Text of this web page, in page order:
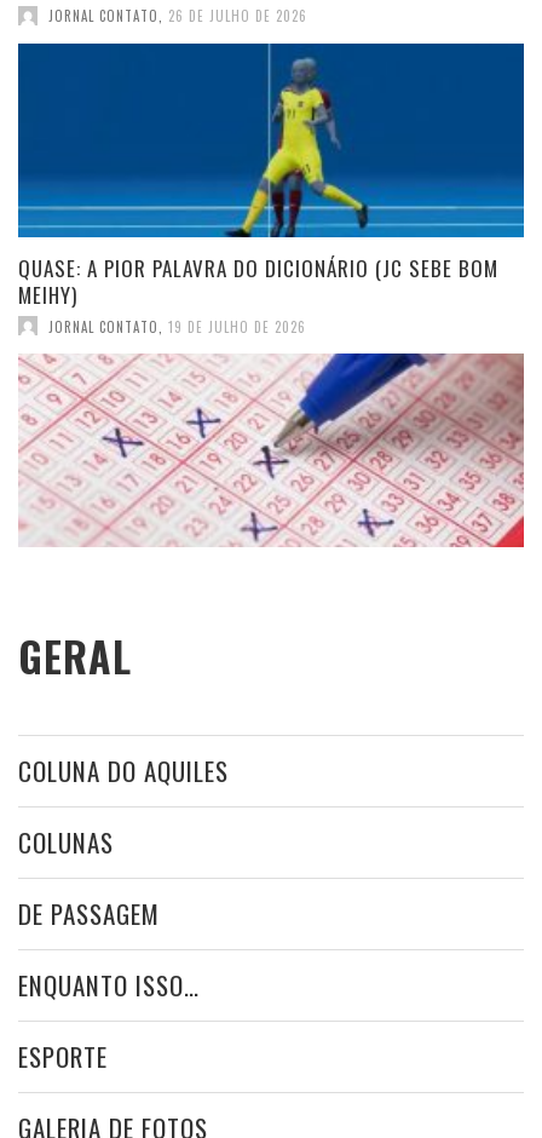
JORNAL CONTATO 26 DE JULHO DE 2026
QUASE: A PIOR PALAVRA DO DICIONÁRIO (JC SEBE BOM
MEIHY)
JORNAL CONTATO 19 DE JULHO DE 2026
GERAL
COLUNA DO AQUILES
COLUNAS
DE PASSAGEM
ENQUANTO ISSO…
ESPORTE
GALERIA DE FOTOS